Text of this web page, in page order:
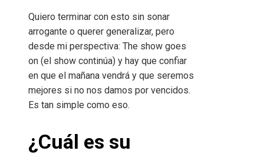
Quiero terminar con esto sin sonar
arrogante o querer generalizar, pero
desde mi perspectiva: The show goes
on (el show continúa) y hay que confiar
en que el mañana vendrá y que seremos
mejores si no nos damos por vencidos.
Es tan simple como eso.
¿Cuál es su